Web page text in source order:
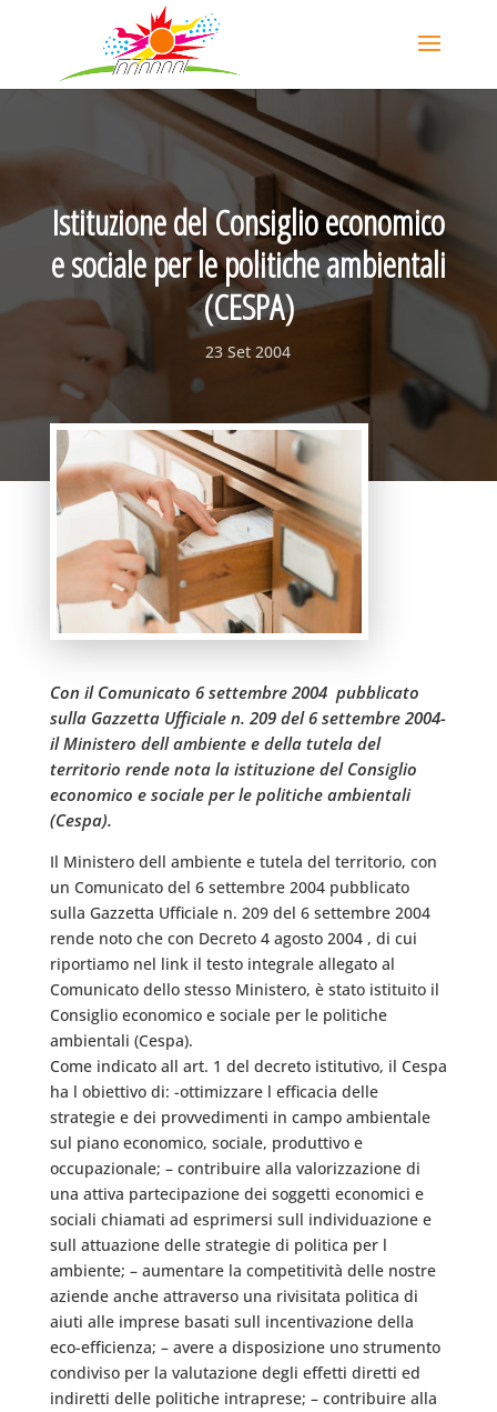
Istituzione del Consiglio economico
e sociale per le politiche ambientali
(CESPA)
23 Set 2004
Con il Comunicato 6 settembre 2004  pubblicato
sulla Gazzetta Ufficiale n. 209 del 6 settembre 2004-
il Ministero dell ambiente e della tutela del
territorio rende nota la istituzione del Consiglio
economico e sociale per le politiche ambientali
(Cespa).
Il Ministero dell ambiente e tutela del territorio, con
un Comunicato del 6 settembre 2004 pubblicato
sulla Gazzetta Ufficiale n. 209 del 6 settembre 2004 
rende noto che con Decreto 4 agosto 2004 , di cui
riportiamo nel link il testo integrale allegato al
Comunicato dello stesso Ministero, è stato istituito il
Consiglio economico e sociale per le politiche
ambientali (Cespa).
Come indicato all art. 1 del decreto istitutivo, il Cespa
ha l obiettivo di: -ottimizzare l efficacia delle
strategie e dei provvedimenti in campo ambientale
sul piano economico, sociale, produttivo e
occupazionale; – contribuire alla valorizzazione di
una attiva partecipazione dei soggetti economici e
sociali chiamati ad esprimersi sull individuazione e
sull attuazione delle strategie di politica per l
ambiente; – aumentare la competitività delle nostre
aziende anche attraverso una rivisitata politica di
aiuti alle imprese basati sull incentivazione della
eco-efficienza; – avere a disposizione uno strumento
condiviso per la valutazione degli effetti diretti ed
indiretti delle politiche intraprese; – contribuire alla